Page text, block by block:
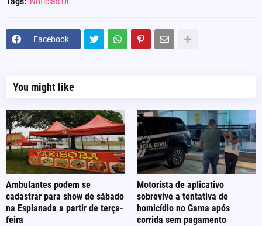
Facebook
You might like
Ambulantes podem se
cadastrar para show de sábado
na Esplanada a partir de terça-
feira
Motorista de aplicativo
sobrevive a tentativa de
homicídio no Gama após
corrida sem pagamento